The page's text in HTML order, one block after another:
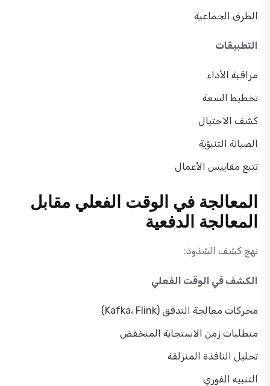
الطرق الجماعية
التطبيقات
مراقبة الأداء
تخطيط السعة
كشف الاحتيال
الصيانة التنبؤية
تتبع مقاييس الأعمال
المعالجة في الوقت الفعلي مقابل
المعالجة الدفعية
نهج كشف الشذوذ:
الكشف في الوقت الفعلي
محركات معالجة التدفق (Kafka، Flink)
متطلبات زمن الاستجابة المنخفض
تحليل النافذة المنزلقة
التنبيه الفوري